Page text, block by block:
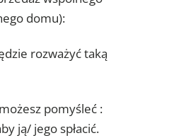
domu):
rozważyć taką
pomyśleć :
ją/ jego spłacić.